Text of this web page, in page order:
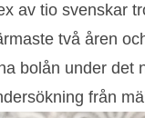
av tio svenskar
två åren
bolån under det
från